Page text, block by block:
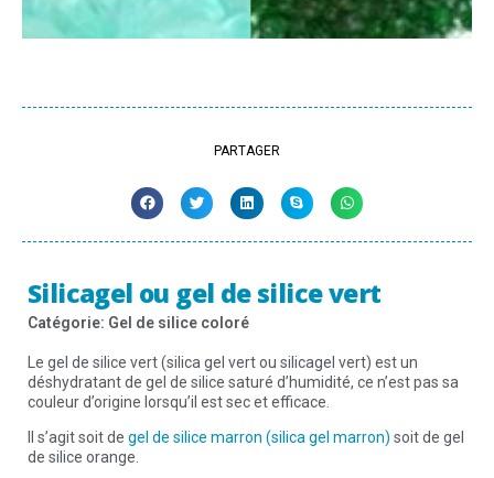
PARTAGER
Silicagel ou gel de silice vert
Catégorie: Gel de silice coloré
Le gel de silice vert (silica gel vert ou silicagel vert) est un
déshydratant de gel de silice saturé d’humidité, ce n’est pas sa
couleur d’origine lorsqu’il est sec et efficace.
Il s’agit soit de gel de silice marron (silica gel marron) soit de gel
de silice orange.